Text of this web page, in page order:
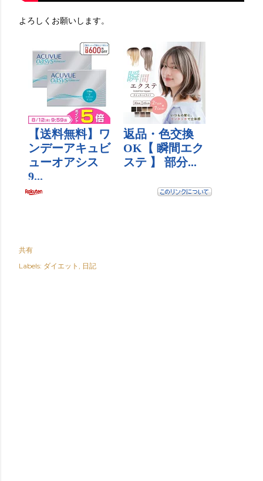
よろしくお願いします。
共有
Labels: ダイエット 日記